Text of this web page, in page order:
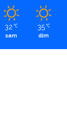
32 ℃
sam
35 ℃
dim